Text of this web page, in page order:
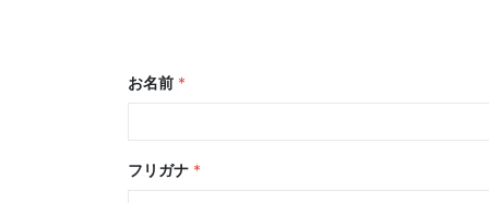
お名前 *
フリガナ *